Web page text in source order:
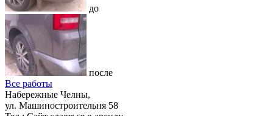
до
после
Все работы
Набережные Челны,
ул. Машиностроительня 58